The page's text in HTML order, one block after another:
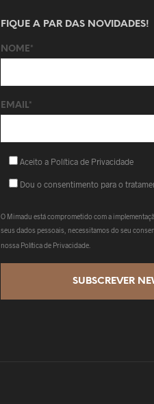
FIQUE A PAR DAS NOVIDADES!
NOME*
EMAIL*
Aceito a Política de Privacidade
Dou o consentimento para o
O Mimadu está comprometido com a
seus dados pessoais, necessitamos do seu
nossa Política de Privacidade.